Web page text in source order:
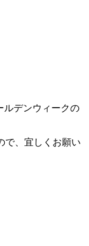
ルデンウィークの
で、宜しくお願い